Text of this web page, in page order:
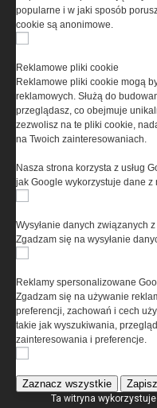
REGULAMIN
Regulamin określa
www.special-ops.pl
Korzystanie z portalu
z zaakceptowaniem
0000537655, NIP
(zwana dalej Grupa
Przeczytaj regulamin
Ta witryna
popularne i w jaki sposób
cookie są anonimowe.
Reklamowe pliki cookie
Reklamowe pliki cookie mogą
reklamowych. Służą do
przeglądasz, co obejmuje
zezwolisz na te pliki cookie,
na Twoich zainteresowaniach.
Nasza strona korzysta z usług
jak Google wykorzystuje dane
Wysyłanie danych związanych
Zgadzam się na wysyłanie
Reklamy spersonalizowane
Zgadzam się na używanie
preferencji, zachowań i cech
takie jak wyszukiwania,
zainteresowania i preferencje.
Zaznacz wszystkie